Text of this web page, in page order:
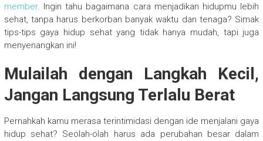
member. Ingin tahu bagaimana cara menjadikan hidupmu lebih
sehat, tanpa harus berkorban banyak waktu dan tenaga? Simak
tips-tips gaya hidup sehat yang tidak hanya mudah, tapi juga
menyenangkan ini!
Mulailah dengan Langkah Kecil,
Jangan Langsung Terlalu Berat
Pernahkah kamu merasa terintimidasi dengan ide menjalani gaya
hidup sehat? Seolah-olah harus ada perubahan besar dalam